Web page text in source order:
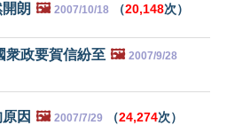
朗 🖼️ 2007/10/18 （20,148次）
衆政要賀信紛至 🖼️ 2007/9/28
因 🖼️ 2007/7/29 （24,274次）